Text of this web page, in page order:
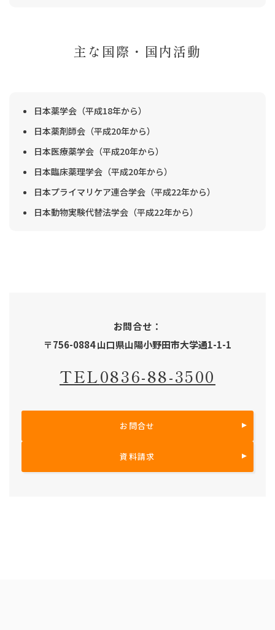
主な国際・国内活動
日本薬学会（平成18年から）
日本薬剤師会（平成20年から）
日本医療薬学会（平成20年から）
日本臨床薬理学会（平成20年から）
日本プライマリケア連合学会（平成22年から）
日本動物実験代替法学会（平成22年から）
お問合せ：
〒756-0884 山口県山陽小野田市大学通1-1-1
TEL0836-88-3500
お問合せ
資料請求